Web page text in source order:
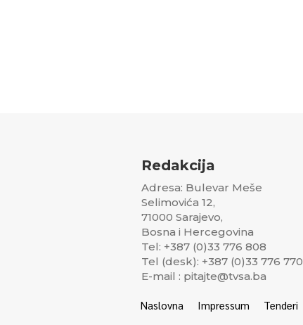
Redakcija
Adresa: Bulevar Meše
Selimovića 12,
71000 Sarajevo,
Bosna i Hercegovina
Tel: +387 (0)33 776 808
Tel (desk): +387 (0)33 776 770
E-mail : pitajte@tvsa.ba
Naslovna Impressum Tenderi